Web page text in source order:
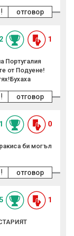
отговор
!
2 1
Португалия
от Подуене!
отговор
!
1 0
би могъл
отговор
!
5 1